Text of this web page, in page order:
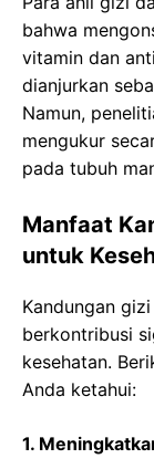
bahwa
vitamin dan
dianjurkan
Namun,
mengukur
pada tubuh
Manfaat
untuk
Kandungan
berkontribusi
kesehatan.
Anda ketahui:
1.